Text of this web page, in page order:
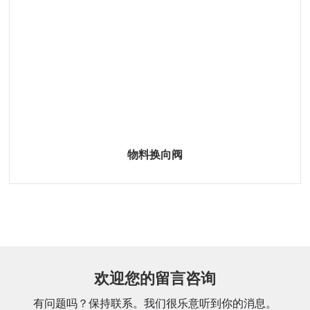
物料换向阀
欢迎您的留言咨询
有问题吗？保持联系。我们很乐意听到你的消息。